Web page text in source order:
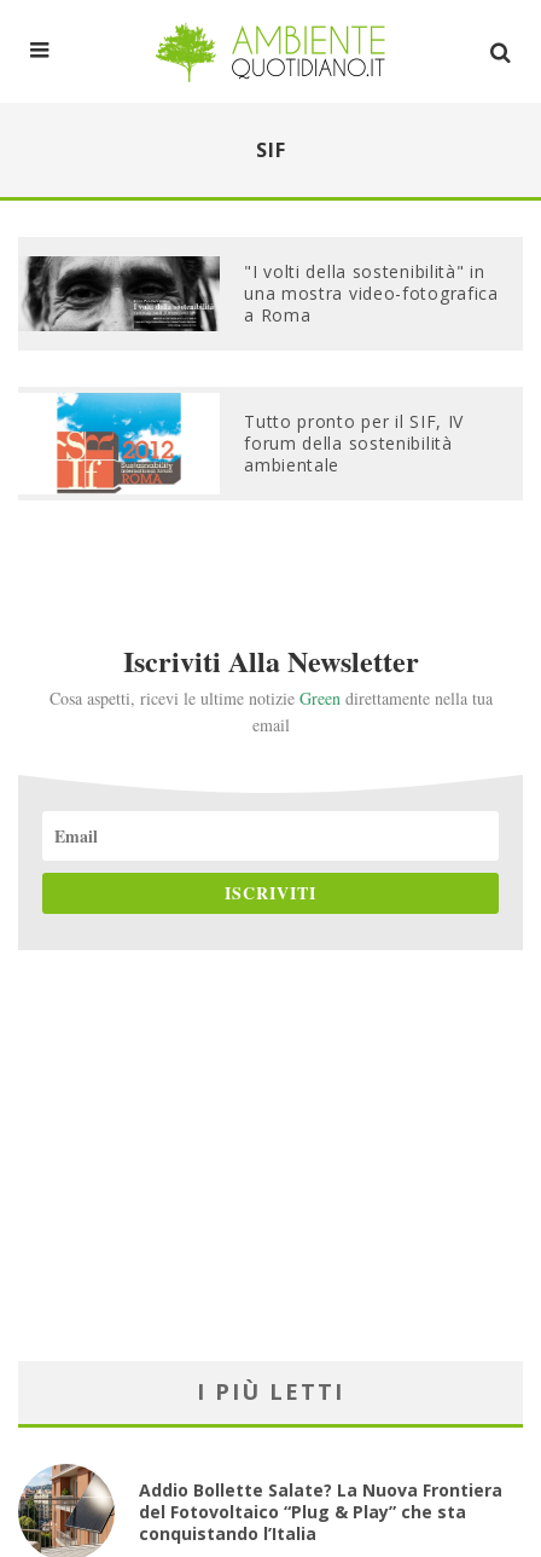
SIF
"I volti della sostenibilità" in
una mostra video-fotografica
a Roma
Tutto pronto per il SIF, IV
forum della sostenibilità
ambientale
Iscriviti Alla Newsletter
Cosa aspetti, ricevi le ultime notizie Greendirettamente nella tua
email
ISCRIVITI
I PIÙ LETTI
Addio Bollette Salate? La Nuova Frontiera
del Fotovoltaico “Plug & Play” che sta
conquistando l’Italia